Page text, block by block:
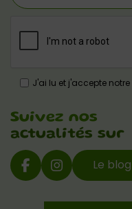
J'ai lu et j'accepte notre
Suivez nos
actualités sur
Le blog